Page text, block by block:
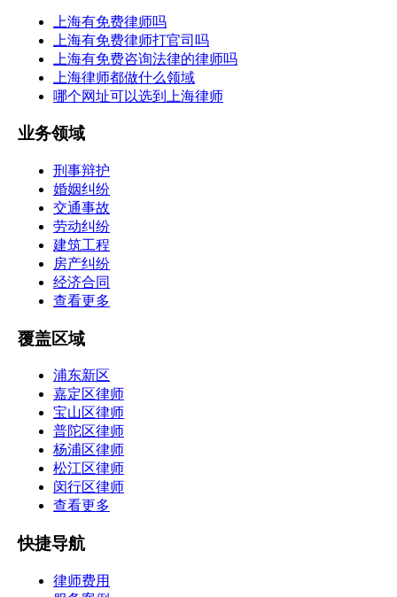
上海有免费律师吗
上海有免费律师打官司吗
上海有免费咨询法律的律师吗
上海律师都做什么领域
哪个网址可以选到上海律师
业务领域
刑事辩护
婚姻纠纷
交通事故
劳动纠纷
建筑工程
房产纠纷
经济合同
查看更多
覆盖区域
浦东新区
嘉定区律师
宝山区律师
普陀区律师
杨浦区律师
松江区律师
闵行区律师
查看更多
快捷导航
律师费用